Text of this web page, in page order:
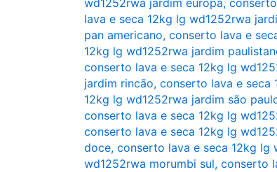
wd1252rwa jardim europa,
lava e seca 12kg lg wd1252rwa
pan americano, conserto lava e
12kg lg wd1252rwa jardim
conserto lava e seca 12kg lg
jardim rincão, conserto lava e seca
12kg lg wd1252rwa jardim são
conserto lava e seca 12kg lg
conserto lava e seca 12kg lg
doce, conserto lava e seca 12kg lg
wd1252rwa morumbi sul, conserto